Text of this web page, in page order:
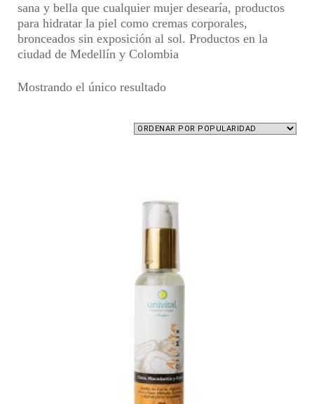
sana y bella que cualquier mujer desearía, productos
para hidratar la piel como cremas corporales,
bronceados sin exposición al sol. Productos en la
ciudad de Medellín y Colombia
Mostrando el único resultado